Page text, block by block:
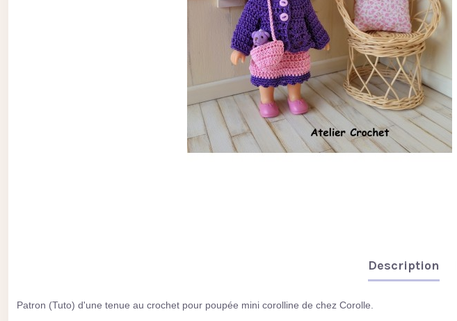
Description
Patron (Tuto) d'une tenue au crochet pour poupée mini corolline de chez Corolle.